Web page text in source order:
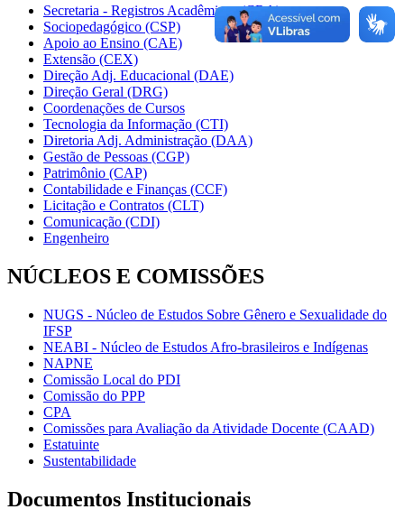
Secretaria - Registros Acadêmicos (CRA)
Sociopedagógico (CSP)
Apoio ao Ensino (CAE)
Extensão (CEX)
Direção Adj. Educacional (DAE)
Direção Geral (DRG)
Coordenações de Cursos
Tecnologia da Informação (CTI)
Diretoria Adj. Administração (DAA)
Gestão de Pessoas (CGP)
Patrimônio (CAP)
Contabilidade e Finanças (CCF)
Licitação e Contratos (CLT)
Comunicação (CDI)
Engenheiro
NÚCLEOS E COMISSÕES
NUGS - Núcleo de Estudos Sobre Gênero e Sexualidade do
IFSP
NEABI - Núcleo de Estudos Afro-brasileiros e Indígenas
NAPNE
Comissão Local do PDI
Comissão do PPP
CPA
Comissões para Avaliação da Atividade Docente (CAAD)
Estatuinte
Sustentabilidade
Documentos Institucionais